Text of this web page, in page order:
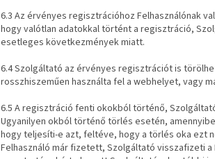
6.3 Az érvényes regisztrációhoz Felhasználónak
hogy valótlan adatokkal történt a regisztráció,
esetleges következmények miatt.
6.4 Szolgáltató az érvényes regisztrációt is
rosszhiszeműen használta fel a webhelyet, vagy
6.5 A regisztráció fenti okokból történő,
Ugyanilyen okból történő törlés esetén,
hogy teljesíti-e azt, feltéve, hogy a törlés oka ezt
Felhasználó már fizetett, Szolgáltató visszafizeti